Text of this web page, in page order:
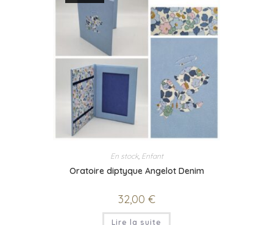
En stock, Enfant
Oratoire diptyque Angelot Denim
32,00 €
Lire la suite